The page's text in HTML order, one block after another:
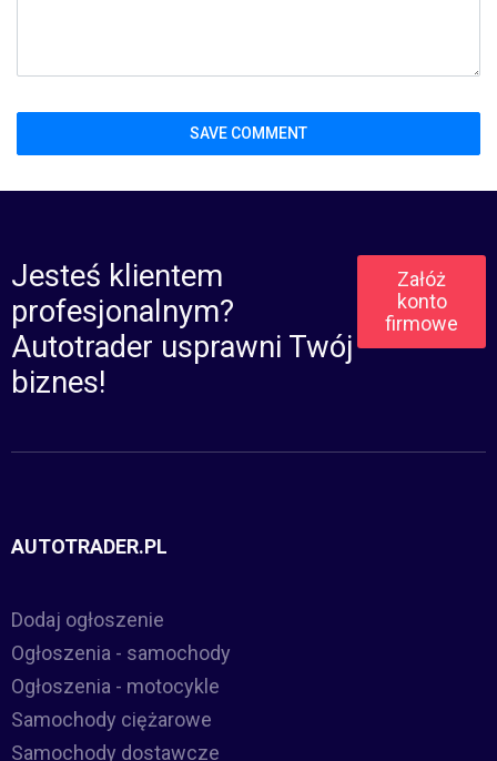
Jesteś klientem
profesjonalnym?
Autotrader usprawni Twój
biznes!
Załóż
konto
firmowe
AUTOTRADER.PL
Dodaj ogłoszenie
Ogłoszenia - samochody
Ogłoszenia - motocykle
Samochody ciężarowe
Samochody dostawcze